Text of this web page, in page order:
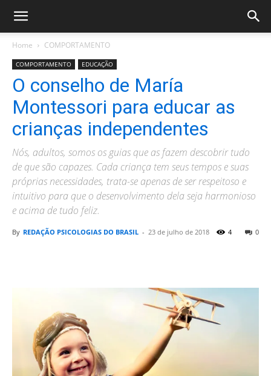
Home COMPORTAMENTO
COMPORTAMENTO EDUCAÇÃO
O conselho de María
Montessori para educar as
crianças independentes
Nós, adultos, somos os guias que as fazem descobrir tudo
de que são capazes. Cada criança tem seus tempos e suas
próprias necessidades, trata-se apenas de ser respeitoso e
intuitivo para que o desenvolvimento dela seja harmonioso
e acima de tudo feliz.
By REDAÇÃO PSICOLOGIAS DO BRASIL - 23 de julho de 2018 0
4